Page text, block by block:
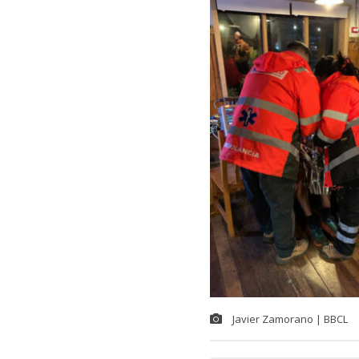
Javier Zamorano | BBCL